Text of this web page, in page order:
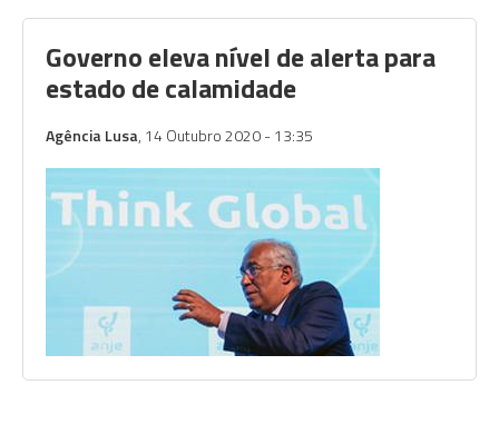
Governo eleva nível de alerta para
estado de calamidade
Agência Lusa, 14 Outubro 2020 - 13:35